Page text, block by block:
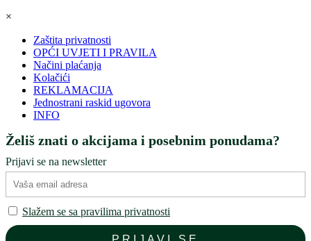
×
Zaštita privatnosti
OPĆI UVJETI I PRAVILA
Načini plaćanja
Kolačići
REKLAMACIJA
Jednostrani raskid ugovora
INFO
Želiš znati o akcijama i posebnim ponudama?
Prijavi se na newsletter
Slažem se sa pravilima privatnosti